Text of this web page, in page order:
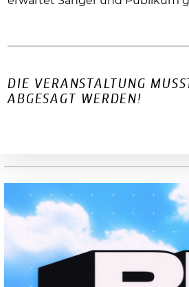
DIE VERANSTALTUNG
ABGESAGT WERDEN!